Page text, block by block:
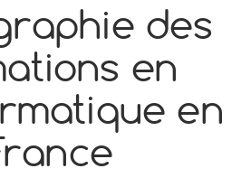
o
o
n
s
k
y
R
S
S
des
en
en